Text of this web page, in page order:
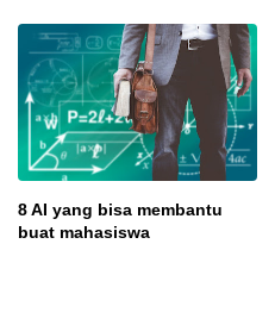
8 AI yang bisa membantu
buat mahasiswa